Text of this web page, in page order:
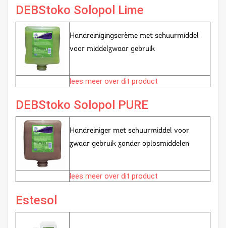
DEBStoko Solopol Lime
Handreinigingscrème met schuurmiddel
voor middelzwaar gebruik
lees meer over dit product
DEBStoko Solopol PURE
Handreiniger met schuurmiddel voor
zwaar gebruik zonder oplosmiddelen
lees meer over dit product
Estesol